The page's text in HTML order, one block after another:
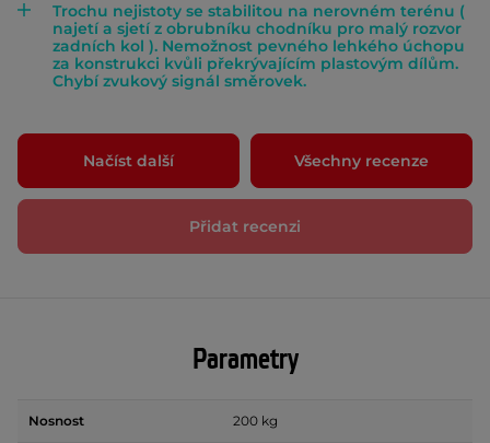
Trochu nejistoty se stabilitou na nerovném terénu (
najetí a sjetí z obrubníku chodníku pro malý rozvor
zadních kol ). Nemožnost pevného lehkého úchopu
za konstrukci kvůli překrývajícím plastovým dílům.
Chybí zvukový signál směrovek.
Načíst další Všechny recenze
Přidat recenzi
Parametry
Nosnost 200 kg